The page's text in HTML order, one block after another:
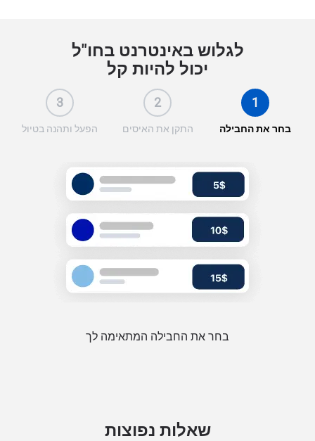
לגלוש באינטרנט בחו"ל
יכול להיות קל
1
בחר את החבילה
2
התקן את האיסים
3
הפעל ותהנה בטיול
בחר את החבילה המתאימה לך
שאלות נפוצות